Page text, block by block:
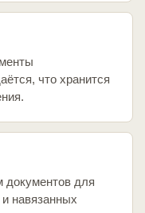
что хранится
документов для
навязанных